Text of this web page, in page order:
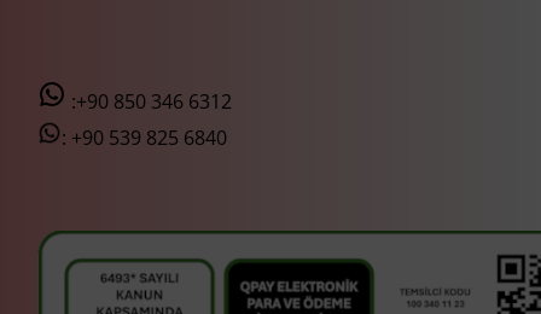
:+90 850 346 6312
: +90 539 825 6840